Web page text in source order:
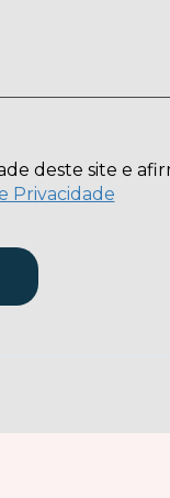
deste site e
Privacidade